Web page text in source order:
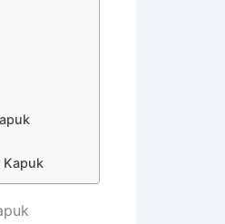
Kapuk